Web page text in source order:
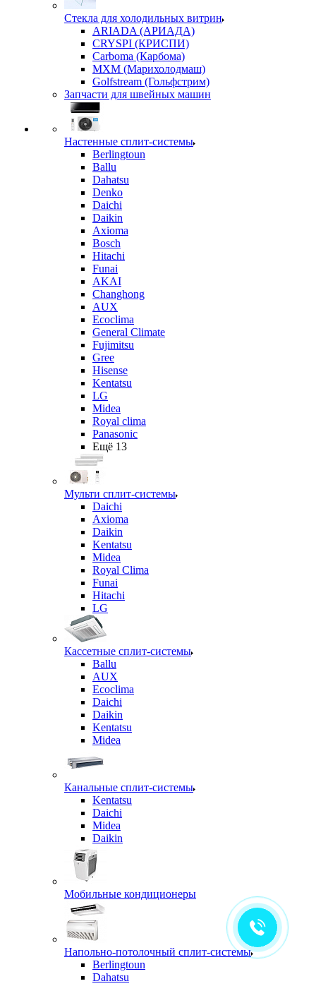
Стекла для холодильных витрин
ARIADA (АРИАДА)
CRYSPI (КРИСПИ)
Carboma (Карбома)
MXM (Марихолодмаш)
Golfstream (Гольфстрим)
Запчасти для швейных машин
Настенные сплит-системы
Berlingtoun
Ballu
Dahatsu
Denko
Daichi
Daikin
Axioma
Bosch
Hitachi
Funai
AKAI
Changhong
AUX
Ecoclima
General Climate
Fujimitsu
Gree
Hisense
Kentatsu
LG
Midea
Royal clima
Panasonic
Ещё 13
Мульти сплит-системы
Daichi
Axioma
Daikin
Kentatsu
Midea
Royal Clima
Funai
Hitachi
LG
Кассетные сплит-системы
Ballu
AUX
Ecoclima
Daichi
Daikin
Kentatsu
Midea
Канальные сплит-системы
Kentatsu
Daichi
Midea
Daikin
Мобильные кондиционеры
Напольно-потолочный сплит-системы
Berlingtoun
Dahatsu